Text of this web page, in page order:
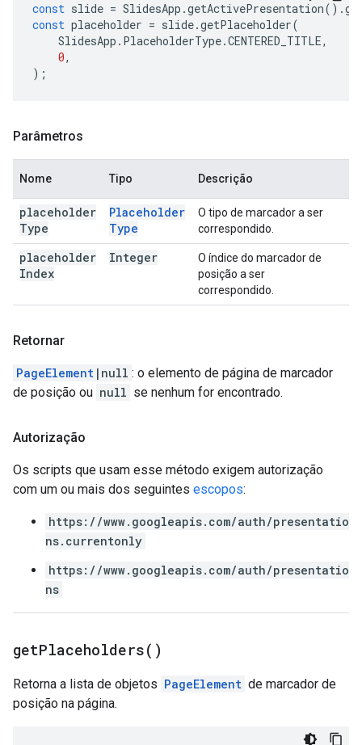
const slide = SlidesApp .getActivePresentation().
const placeholder = slide.getPlaceholder(
SlidesApp . PlaceholderType.CENTERED_TITLE,
0,
);
Parâmetros
Nome Tipo Descrição
placeholder
Type
Placeholder
Type
O tipo de marcador a ser
correspondido.
placeholder
Index
Integer
O índice do marcador de
posição a ser
correspondido.
Retornar
PageElement |null : o elemento de página de marcador
de posição ou null se nenhum for encontrado.
Autorização
Os scripts que usam esse método exigem autorização
com um ou mais dos seguintes escopos:
https://www.googleapis.com/auth/presentatio
ns.currentonly
https://www.googleapis.com/auth/presentatio
ns
getPlaceholders( )
Retorna a lista de objetos PageElement de marcador de
posição na página.